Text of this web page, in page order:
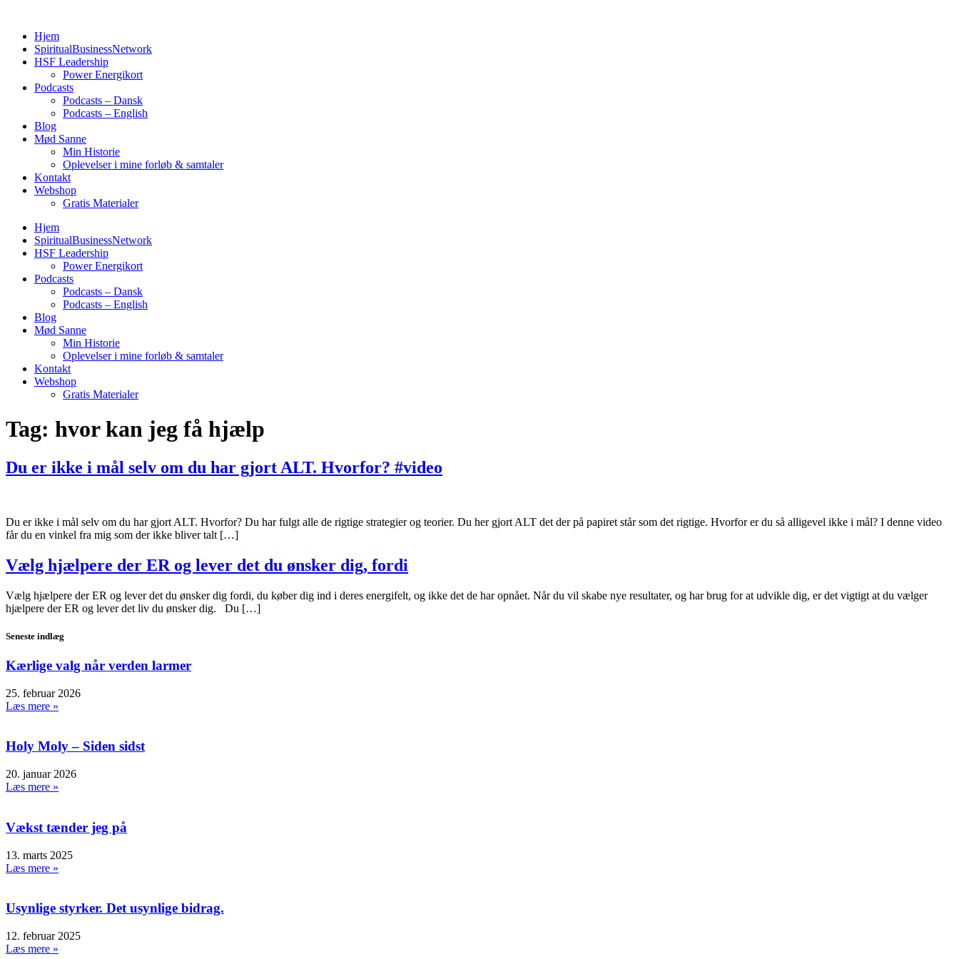
indholdHjem
SpiritualBusinessNetwork
HSF Leadership
Power Energikort
Podcasts
Podcasts – Dansk
Podcasts – English
Blog
Mød Sanne
Min Historie
Oplevelser i mine forløb & samtaler
Kontakt
Webshop
Gratis Materialer
Hjem
SpiritualBusinessNetwork
HSF Leadership
Power Energikort
Podcasts
Podcasts – Dansk
Podcasts – English
Blog
Mød Sanne
Min Historie
Oplevelser i mine forløb & samtaler
Kontakt
Webshop
Gratis Materialer
Tag: hvor kan jeg få hjælp
Du er ikke i mål selv om du har gjort ALT. Hvorfor? #video
Du er ikke i mål selv om du har gjort ALT. Hvorfor? Du har fulgt alle de rigtige strategier og teorier. Du her gjort ALT det der på papiret står som det rigtige. Hvorfor er du så alligevel ikke i mål? I denne video
får du en vinkel fra mig som der ikke bliver talt […]
Vælg hjælpere der ER og lever det du ønsker dig, fordi
Vælg hjælpere der ER og lever det du ønsker dig fordi, du køber dig ind i deres energifelt, og ikke det de har opnået. Når du vil skabe nye resultater, og har brug for at udvikle dig, er det vigtigt at du vælger
hjælpere der ER og lever det liv du ønsker dig. Du […]
Seneste indlæg
Kærlige valg når verden larmer
25. februar 2026
Læs mere »
Holy Moly – Siden sidst
20. januar 2026
Læs mere »
Vækst tænder jeg på
13. marts 2025
Læs mere »
Usynlige styrker. Det usynlige bidrag.
12. februar 2025
Læs mere »